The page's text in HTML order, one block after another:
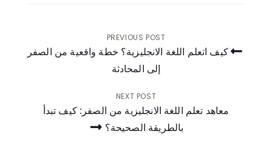
المقالات
PREVIOUS POST
كيف اتعلم اللغة الانجليزية؟ خطة واقعية من الصفر
إلى المحادثة
NEXT POST
معاهد تعلم اللغة الانجليزية من الصفر: كيف تبدأ
بالطريقة الصحيحة؟